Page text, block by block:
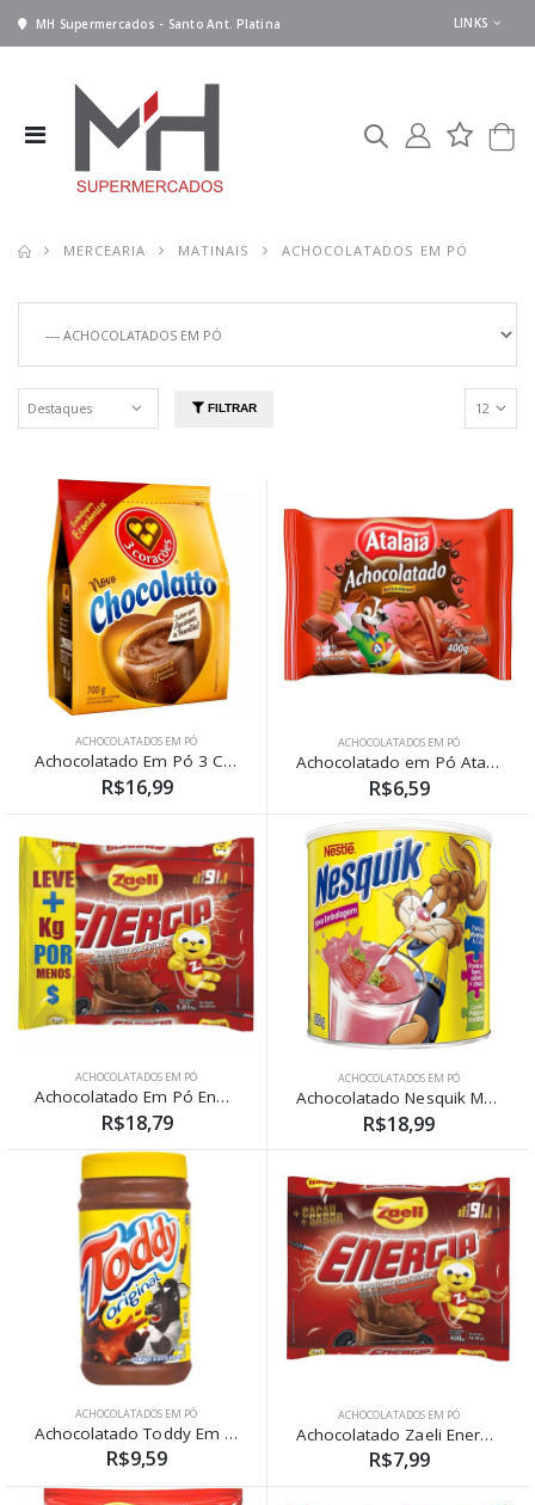
MH Supermercados - Santo Ant. Platina LINKS
MERCEARIA MATINAIS ACHOCOLATADOS EM PÓ
FILTRAR
ACHOCOLATADOS EM PÓ
Achocolatado Em Pó 3 Corações Sachê 700g
R$16,99
ACHOCOLATADOS EM PÓ
Achocolatado em Pó Atalaia Sachê 400g
R$6,59
ACHOCOLATADOS EM PÓ
Achocolatado Em Pó Energia Sachê Zaeli 1,010kg
R$18,79
ACHOCOLATADOS EM PÓ
Achocolatado Nesquik Morango lata 380g
R$18,99
ACHOCOLATADOS EM PÓ
Achocolatado Toddy Em Pó Original 400g
R$9,59
ACHOCOLATADOS EM PÓ
Achocolatado Zaeli Energia Sachê 400g
R$7,99